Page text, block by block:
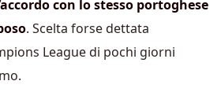
con lo stesso portoghese
. Scelta forse dettata
League di pochi giorni